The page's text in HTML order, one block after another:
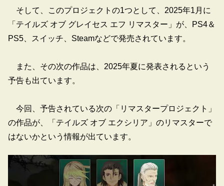
そして、このプロジェクトの1つとして、2025年1月に
「テイルズ オブ グレイセス エフ リマスター」が、PS4＆
PS5、スイッチ、Steamなどで発売されています。
また、その次の作品は、2025年夏に発表されるという
予告も出ています。
今回、予告されている次の「リマスタープロジェクト」
の作品が、「テイルズ オブ エクシリア」のリマスターで
はないかという情報が出ています。